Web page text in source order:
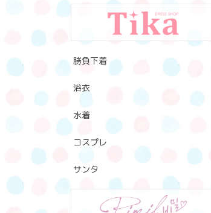
勝負下着
浴衣
水着
コスプレ
サンタ